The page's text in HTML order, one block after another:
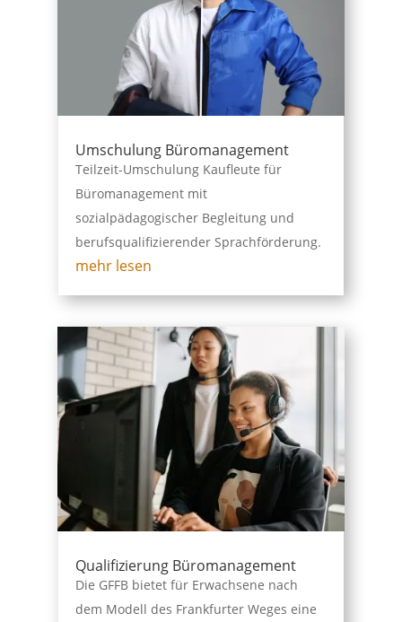
Umschulung Büromanagement
Teilzeit-Umschulung Kaufleute für
Büromanagement mit
sozialpädagogischer Begleitung und
berufsqualifizierender Sprachförderung.
mehr lesen
Qualifizierung Büromanagement
Die GFFB bietet für Erwachsene nach
dem Modell des Frankfurter Weges eine